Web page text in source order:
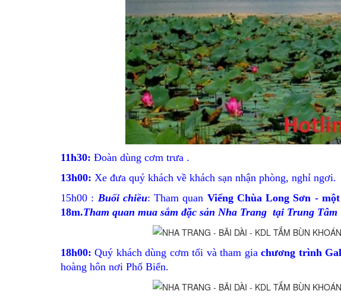
11h30: Đoàn dùng cơm trưa .
13h00: Xe đưa quý khách về khách sạn nhận phòng, nghỉ ngơi.
15h00 : Buổi chiều: Tham quan Viếng Chùa Long Sơn -
18m.Tham quan mua sắm đặc sản Nha Trang tại Trung
18h00: Quý khách dùng cơm tối và tham giachương trình
hoàng hôn nơi Phố Biển.